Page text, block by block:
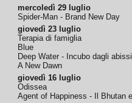
mercoledì 29 luglio
Spider-Man - Brand New Day
giovedì 23 luglio
Terapia di famiglia
Blue
Deep Water - Incubo dagli abissi
A New Dawn
giovedì 16 luglio
Odissea
Agent of Happiness - Il Bhutan